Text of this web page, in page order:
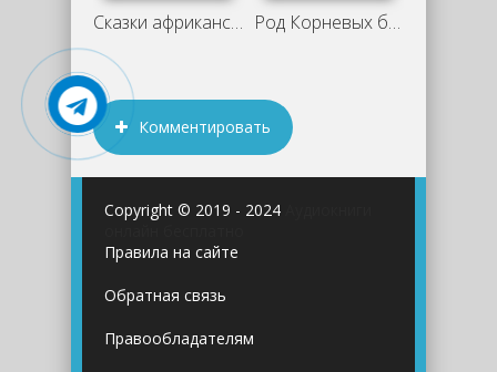
Сказки африканских народов. Картина Род Корневых будет жить! Том 1 - Антон
Комментировать
Copyright © 2019 - 2024
Правила на сайте
Обратная связь
Правообладателям